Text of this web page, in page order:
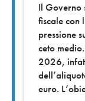
Il Governo
fiscale con
pressione
ceto
2026,
euro.